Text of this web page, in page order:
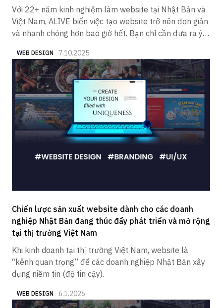
Với 22+ năm kinh nghiệm làm website tại Nhật Bản và
Việt Nam, ALIVE biến việc tạo website trở nên đơn giản
và nhanh chóng hơn bao giờ hết. Bạn chỉ cần đưa ra ý
WEB DESIGN 7.10.2025
Chiến lược sản xuất website dành cho các doanh
nghiệp Nhật Bản đang thúc đẩy phát triển và mở rộng
tại thị trường Việt Nam
Khi kinh doanh tại thị trường Việt Nam, website là
“kênh quan trọng” để các doanh nghiệp Nhật Bản xây
dựng niềm tin (độ tin cậy).
WEB DESIGN 6.1.2026